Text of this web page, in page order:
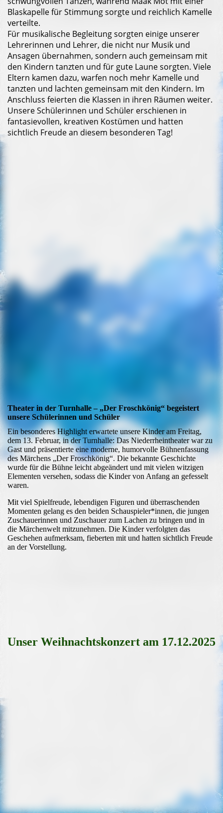
Blaskapelle für Stimmung sorgte und reichlich Kamelle
verteilte.
Für musikalische Begleitung sorgten einige unserer
Lehrerinnen und Lehrer, die nicht nur Musik und
Ansagen übernahmen, sondern auch gemeinsam mit
den Kindern tanzten und für gute Laune sorgten. Viele
Eltern kamen dazu, warfen noch mehr Kamelle und
tanzten und lachten gemeinsam mit den Kindern. Im
Anschluss feierten die Klassen in ihren Räumen weiter.
Unsere Schülerinnen und Schüler erschienen in
fantasievollen, kreativen Kostümen und hatten
sichtlich Freude an diesem besonderen Tag!
Theater in der Turnhalle – „Der Froschkönig“ begeistert
unsere Schülerinnen und Schüler
Ein besonderes Highlight erwartete unsere Kinder am Freitag,
dem 13. Februar, in der Turnhalle: Das Niederrheintheater war zu
Gast und präsentierte eine moderne, humorvolle Bühnenfassung
des Märchens „Der Froschkönig“. Die bekannte Geschichte
wurde für die Bühne leicht abgeändert und mit vielen witzigen
Elementen versehen, sodass die Kinder von Anfang an gefesselt
waren.
Mit viel Spielfreude, lebendigen Figuren und überraschenden
Momenten gelang es den beiden Schauspieler*innen, die jungen
Zuschauerinnen und Zuschauer zum Lachen zu bringen und in
die Märchenwelt mitzunehmen. Die Kinder verfolgten das
Geschehen aufmerksam, fieberten mit und hatten sichtlich Freude
an der Vorstellung.
Unser Weihnachtskonzert am 17.12.2025